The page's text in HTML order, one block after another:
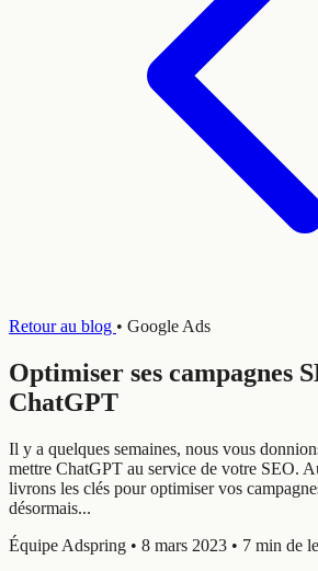
Retour au blog • Google Ads
Optimiser ses campagnes
ChatGPT
Il y a quelques semaines, nous vous
mettre ChatGPT au service de votre SEO.
livrons les clés pour optimiser vos
désormais...
Équipe Adspring • 8 mars 2023 • 7 min de